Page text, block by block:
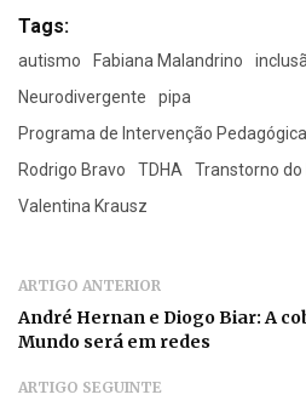
Tags:
autismo Fabiana Malandrino
Neurodivergente
pipa
Programa de Intervenção
Rodrigo Bravo
TDHA
Transtorno
Valentina Krausz
ARTIGO ANTERIOR
André Hernan e Diogo Biar: A
Mundo será em redes
ARTIGO SEGUINTE